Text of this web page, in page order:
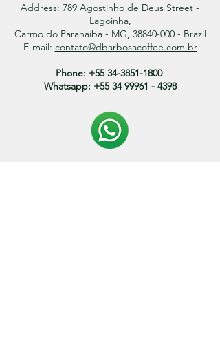
Address: 789 Agostinho de Deus Street -
Lagoinha,
Carmo do Paranaíba - MG, 38840-000 - Brazil
E-mail: contato@dbarbosacoffee.com.br
Phone: +55 34-3851-1800
Whatsapp: +55 34 99961 - 4398